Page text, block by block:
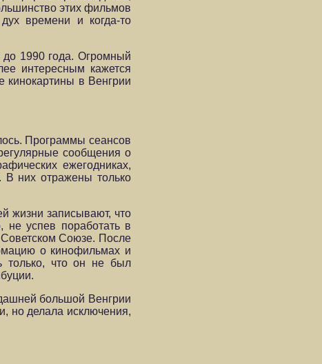
этих фильмов
времени и когда-то
1990 года. Огромный
интересным кажется
кинокартины в Венгрии
Программы сеансов
сообщения о
ежегодниках,
В них отражены только
жизни записывают, что
успев поработать в
Союзе. После
о кинофильмах и
только, что он не был
большой Венгрии
но делала исключения,